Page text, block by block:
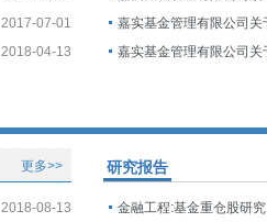
2017-07-01
2018-04-13
更多>>
2018-08-13
研究报告
金融工程:基金重仓股研究